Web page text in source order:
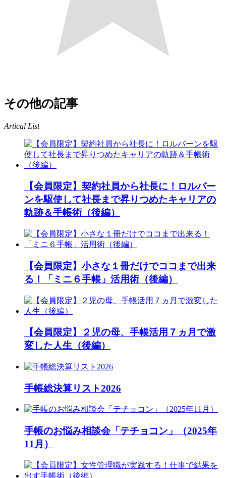
その他の記事
Artical List
【会員限定】契約社員から社長に！ロルバー
ンを駆使して社長まで昇りつめたキャリアの
軌跡＆手帳術（後編）
【会員限定】小さな１冊だけでココまで出来
る！「ミニ６手帳」活用術（後編）
【会員限定】２児の母、手帳活用７ヵ月で激
変した人生（後編）
手帳総決算リスト2026
手帳のお悩み相談会「テチョコン」（2025年
11月）